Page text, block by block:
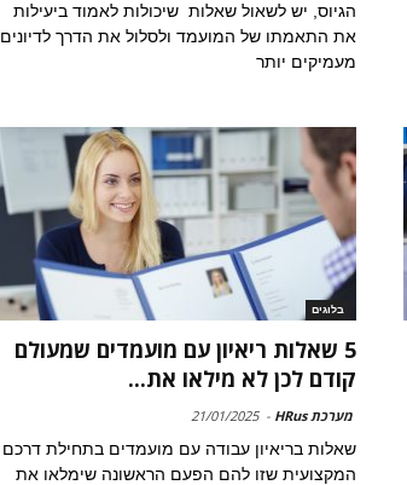
הגיוס, יש לשאול שאלות שיכולות לאמוד ביעילות
את התאמתו של המועמד ולסלול את הדרך לדיונים
מעמיקים יותר
בלוגים
5 שאלות ריאיון עם מועמדים שמעולם
קודם לכן לא מילאו את...
מערכת HRus -
21/01/2025
שאלות בריאיון עבודה עם מועמדים בתחילת דרכם
המקצועית שזו להם הפעם הראשונה שימלאו את